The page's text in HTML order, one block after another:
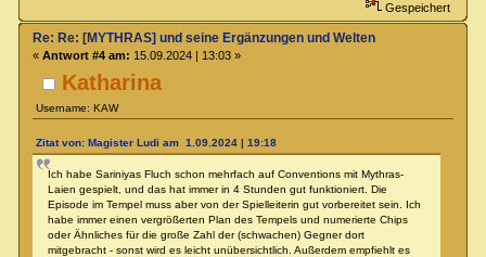
Gespeichert
Katharina
Username: KAW
Re: Re: [MYTHRAS] und seine Ergänzungen und Welten
« Antwort #4 am: 15.09.2024 | 13:03 »
Zitat von: Magister Ludi am 1.09.2024 | 19:18
Ich habe Sariniyas Fluch schon mehrfach auf Conventions mit Mythras-
Laien gespielt, und das hat immer in 4 Stunden gut funktioniert. Die
Episode im Tempel muss aber von der Spielleiterin gut vorbereitet sein. Ich
habe immer einen vergrößerten Plan des Tempels und numerierte Chips
oder Ähnliches für die große Zahl der (schwachen) Gegner dort
mitgebracht - sonst wird es leicht unübersichtlich. Außerdem empfiehlt es